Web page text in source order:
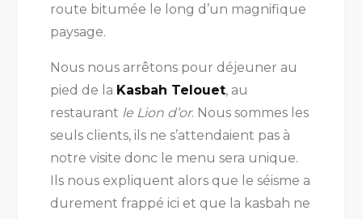
route bitumée le long d’un magnifique
paysage.
Nous nous arrêtons pour déjeuner au
pied de la Kasbah Telouet, au
restaurant le Lion d’or. Nous sommes les
seuls clients, ils ne s’attendaient pas à
notre visite donc le menu sera unique.
Ils nous expliquent alors que le séisme a
durement frappé ici et que la kasbah ne